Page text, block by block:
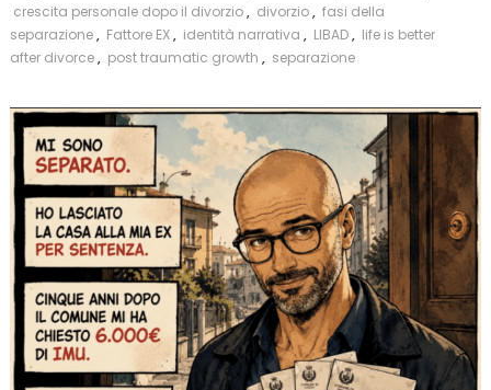
crescita personale dopo il divorzio, divorzio, fasi della
separazione, Fattore EX, identità narrativa , LIBAD, life is better
after divorce, post traumatic growth , separazione